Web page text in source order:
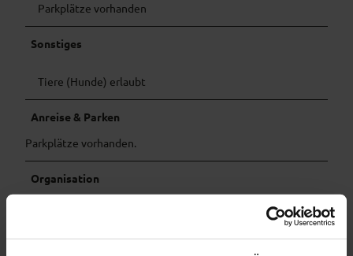
Parkplätze vorhanden
Sonstiges
Tiere (Hunde) erlaubt
Anreise & Parken
Parkplätze vorhanden.
Organisation
Tourismusgemeinschaft Das Blaue Land -Geschäftsstelle